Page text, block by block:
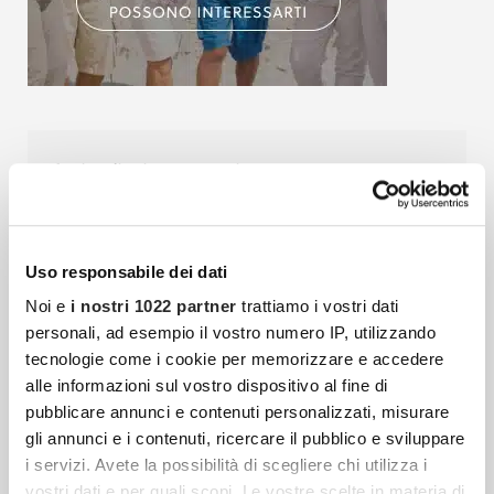
Uso responsabile dei dati
Noi e i nostri 1022 partner trattiamo i vostri dati
personali, ad esempio il vostro numero IP, utilizzando
tecnologie come i cookie per memorizzare e accedere
alle informazioni sul vostro dispositivo al fine di
pubblicare annunci e contenuti personalizzati, misurare
gli annunci e i contenuti, ricercare il pubblico e sviluppare
i servizi. Avete la possibilità di scegliere chi utilizza i
Articoli più recenti
Community Che Sta Cambiando Il Modo Di
Vivere Dopo I 55 Anni
C’è un momento, nella vita di ogni
community, in cui non basta più crescere:
bisogna fare un passo in avanti. Cocooners
è nata con un’idea